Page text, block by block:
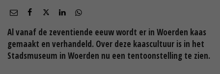
Al vanaf de zeventiende eeuw wordt er in Woerden kaas
gemaakt en verhandeld. Over deze kaascultuur is in het
Stadsmuseum in Woerden nu een tentoonstelling te zien.